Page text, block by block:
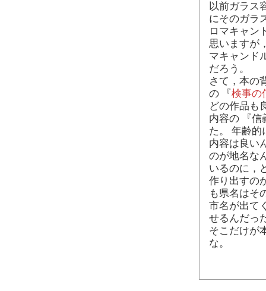
以前ガラス
にそのガラ
ロマキャン
思いますが
マキャンド
だろう。
さて，本の
の 『検事の
どの作品も
内容の 『信
た。 年齢的
内容は良い
のが地名な
いるのに，
作り出すの
も県名はそ
市名が出て
せるんだっ
そこだけが
な。